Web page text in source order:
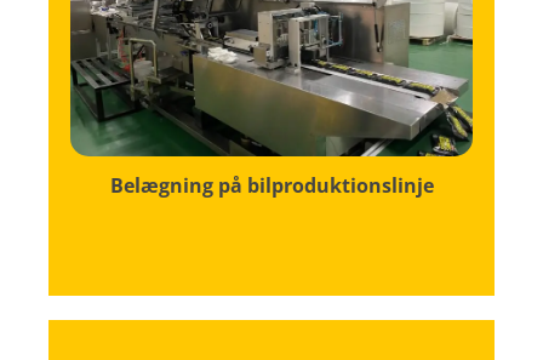
Belægning på bilproduktionslinje
Coating On Auto Production Line er et
vidnesbyrd om vores dedikation til at sikre,
at hvert tørreark er fyldt med den perfekte
mængde af vores signaturløsninger.